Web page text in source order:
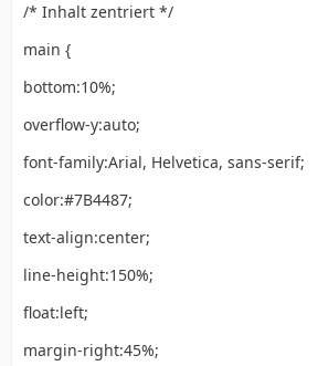
/* Inhalt zentriert */
main {
bottom:10%;
overflow-y:auto;
font-family:Arial, Helvetica, sans-serif;
color:#7B4487;
text-align:center;
line-height:150%;
float:left;
margin-right:45%;